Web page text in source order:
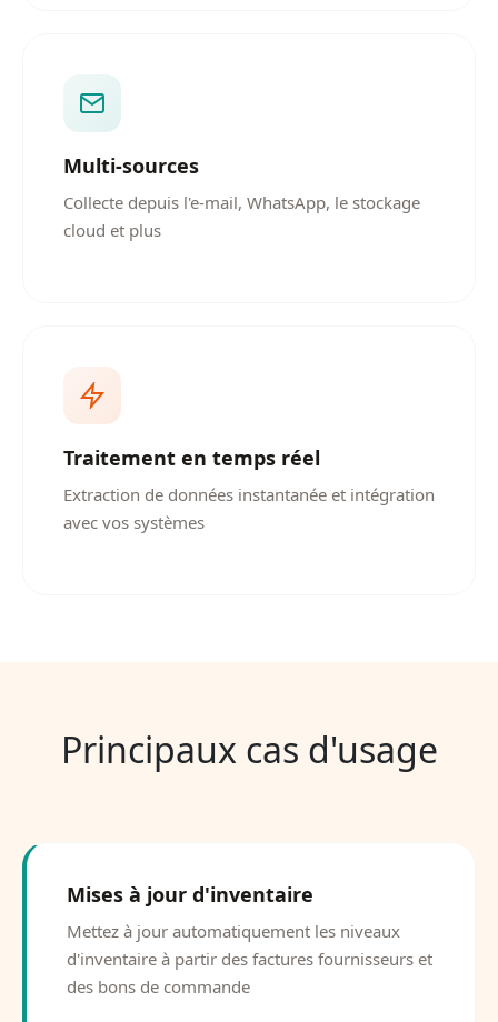
Multi-sources
Collecte depuis l'e-mail, WhatsApp, le stockage
cloud et plus
Traitement en temps réel
Extraction de données instantanée et intégration
avec vos systèmes
Principaux cas d'usage
Mises à jour d'inventaire
Mettez à jour automatiquement les niveaux
d'inventaire à partir des factures fournisseurs et
des bons de commande